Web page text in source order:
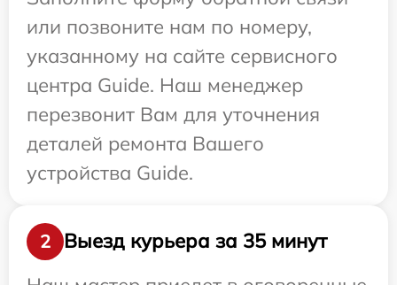
или позвоните нам по номеру,
указанному на сайте сервисного
центра Guide. Наш менеджер
перезвонит Вам для уточнения
деталей ремонта Вашего
устройства Guide.
2
Выезд курьера за 35 минут